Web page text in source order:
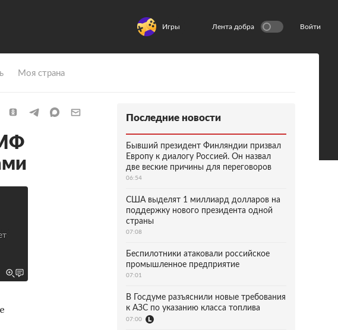
Игры Лента добра Войти
Моя страна
Последние новости
Бывший президент Финляндии призвал
Европу к диалогу Россией. Он назвал
две веские причины для переговоров
06:54
США выделят 1 миллиард долларов на
поддержку нового президента одной
страны
07:08
Беспилотники атаковали российское
промышленное предприятие
07:01
В Госдуме разъяснили новые требования
к АЗС по указанию класса топлива
07:00